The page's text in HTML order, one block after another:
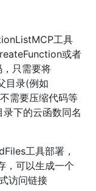
工具
或者
只需要将
目录(例如
需要压缩代码等
下的云函数同名
工具部署，
，可以生成一个
访问链接